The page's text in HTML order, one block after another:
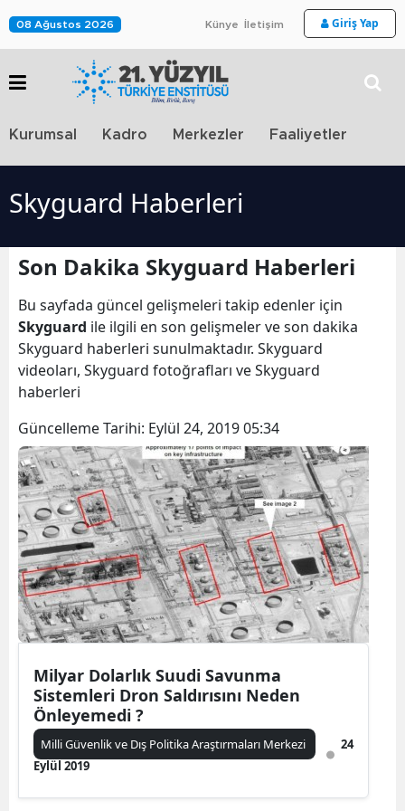
08 Ağustos 2026 Künye İletişim Giriş Yap
Kurumsal Kadro Merkezler Faaliyetler
Skyguard Haberleri
Son Dakika Skyguard Haberleri
Bu sayfada güncel gelişmeleri takip edenler için
Skyguard ile ilgili en son gelişmeler ve son dakika
Skyguard haberleri sunulmaktadır. Skyguard
videoları, Skyguard fotoğrafları ve Skyguard
haberleri
Güncelleme Tarihi: Eylül 24, 2019 05:34
Milyar Dolarlık Suudi Savunma
Sistemleri Dron Saldırısını Neden
Önleyemedi ?
Milli Güvenlik ve Dış Politika Araştırmaları Merkezi
24
Eylül 2019